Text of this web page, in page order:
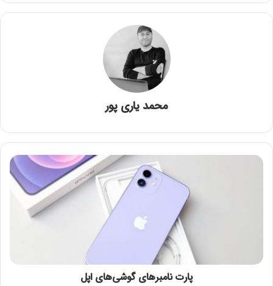
محمد یاری پور
پارت نامبرهای گوشی‌های اپل